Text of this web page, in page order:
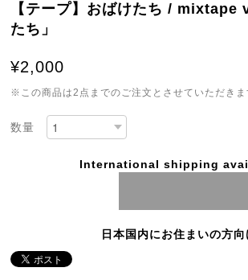
【テープ】おばけたち / mixtape
たち」
¥2,000
※この商品は2点までのご注文とさせていただきま
数量
International shipping
日本国内にお住まいの方向